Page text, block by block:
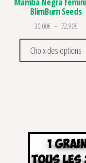
BlimBurn Seeds
30,00€ – 72,90€
Choix des options